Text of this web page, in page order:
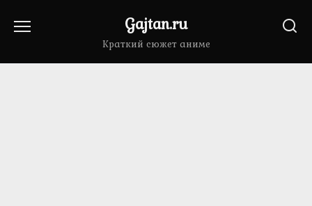
Gajtan.ru
Краткий сюжет аниме